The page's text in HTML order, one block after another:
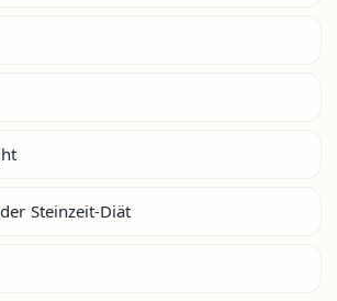
Steinzeit-Diät